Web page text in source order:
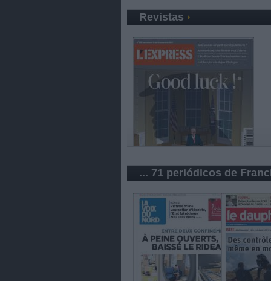
Revistas
... 71 periódicos de